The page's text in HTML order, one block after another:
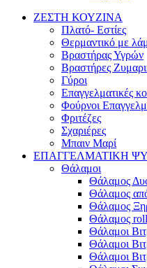
ΖΕΣΤΗ ΚΟΥΖΙΝΑ
Πλατό- Εστίες
Θερμαντικό με
Βραστήρας Υγρών
Βραστήρες
Γύροι
Επαγγελματικές
Φούρνοι
Φριτέζες
Σχαριέρες
Μπαιν Μαρί
ΕΠΑΓΓΕΛΜΑΤΙΚΗ
Θάλαμοι
Θάλαμος
Θάλαμος
Θάλαμος
Θάλαμος
Θάλαμοι
Θάλαμοι
Θάλαμοι